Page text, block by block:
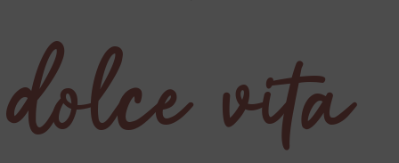
dolce vita